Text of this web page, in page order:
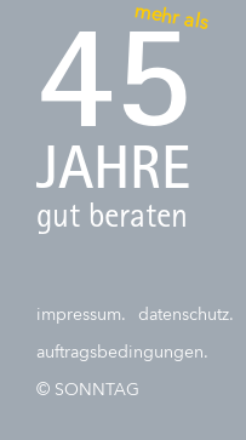
mehr als
45
JAHRE
gut beraten
impressum. datenschutz.
auftragsbedingungen.
© SONNTAG